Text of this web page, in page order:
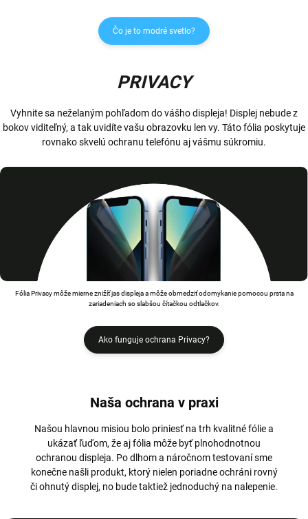
Čo je to modré svetlo?
PRIVACY
Vyhnite sa neželaným pohľadom do vášho displeja! Displej nebude z
bokov viditeľný, a tak uvidíte vašu obrazovku len vy. Táto fólia poskytuje
rovnako skvelú ochranu telefónu aj vášmu súkromiu.
Fólia Privacy môže mierne znižíť jas displeja a môže obmedziť odomykanie pomocou prsta na
zariadeniach so slabšou čítačkou odtlačkov.
Ako funguje ochrana Privacy?
Naša ochrana v praxi
Našou hlavnou misiou bolo priniesť na trh kvalitné fólie a
ukázať ľuďom, že aj fólia môže byť plnohodnotnou
ochranou displeja. Po dlhom a náročnom testovaní sme
konečne našli produkt, ktorý nielen poriadne ochráni rovný
či ohnutý displej, no bude taktiež jednoduchý na nalepenie.